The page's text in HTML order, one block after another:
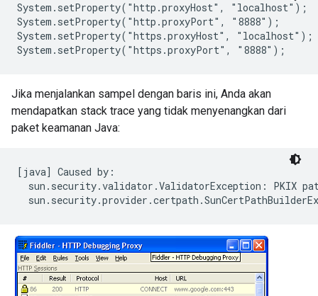
System.setProperty("http.proxyHost", "localhost");
System.setProperty("http.proxyPort", "8888");
System.setProperty("https.proxyHost", "localhost");
Jika menjalankan sampel dengan baris ini, Anda akan
mendapatkan stack trace yang tidak menyenangkan dari
paket keamanan Java:
[java] Caused by:
sun.security.validator.ValidatorException: PKIX